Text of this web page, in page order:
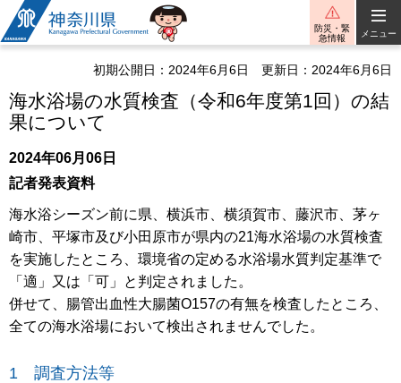
神奈川県
防災・緊
急情報
メニュー
初期公開日：2024年6月6日 更新日：2024年6月6日
海水浴場の水質検査（令和6年度第1回）の結
果について
2024年06月06日
記者発表資料
海水浴シーズン前に県、横浜市、横須賀市、藤沢市、茅ヶ
崎市、平塚市及び小田原市が県内の21海水浴場の水質検査
を実施したところ、環境省の定める水浴場水質判定基準で
「適」又は「可」と判定されました。
併せて、腸管出血性大腸菌O157の有無を検査したところ、
全ての海水浴場において検出されませんでした。
1 調査方法等